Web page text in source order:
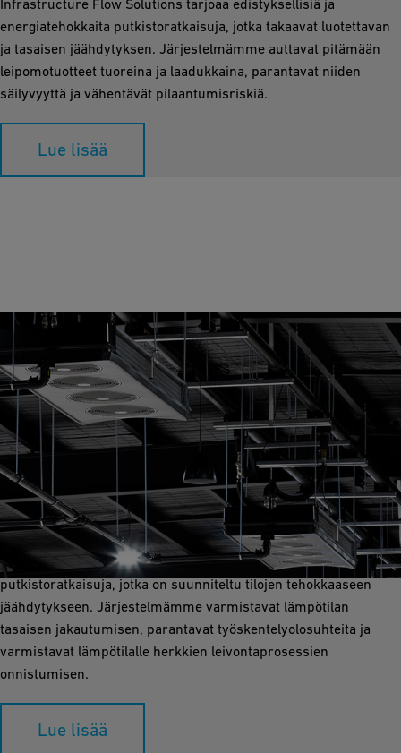
Infrastructure Flow Solutions tarjoaa edistyksellisiä ja
energiatehokkaita putkistoratkaisuja, jotka takaavat luotettavan
ja tasaisen jäähdytyksen. Järjestelmämme auttavat pitämään
leipomotuotteet tuoreina ja laadukkaina, parantavat niiden
säilyvyyttä ja vähentävät pilaantumisriskiä.
Lue lisää
Huonejäähdytys
Huonejäähdytys on olennaista miellyttävän ja valvotun
ympäristön ylläpitämiseksi leipomoiden tuotantotiloissa. GF
Industry and Infrastructure Flow Solutions tarjoaa kestäviä
putkistoratkaisuja, jotka on suunniteltu tilojen tehokkaaseen
jäähdytykseen. Järjestelmämme varmistavat lämpötilan
tasaisen jakautumisen, parantavat työskentelyolosuhteita ja
varmistavat lämpötilalle herkkien leivontaprosessien
onnistumisen.
Lue lisää